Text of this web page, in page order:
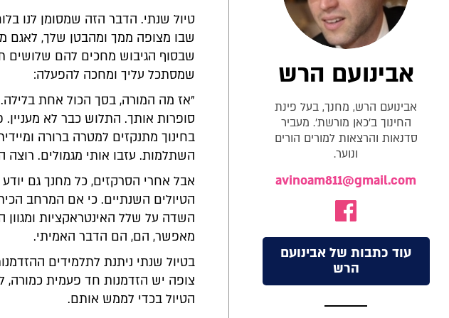
טיול שנתי. הדבר הזה שמסומן לנו
שבו מצופה ממך ומהבטן שלך, לאגם
שבסוף הגיבוש מחכים להם שלושים
שמסתכל עליך ומחכה להפעלה:
"אז מה המורה, בסך הכול אחת
סופרות אותך. התלוש כבר לא
בחינוך מתנקזים למטרה ברורה
השתלמות. עזבו אותי מגמולים. רוצה
אבל אחרי הסרקזים, כל מחנך גם
הטיולים השנתיים. כי אם המרחב
השדה על שלל האינטראקציות
מאפשר, הם, הם הדבר האמיתי.
בטיול שנתי ניתנת לתלמידים
צופה יש הזדמנות חד פעמית כמורה,
הטיול בכדי לממש אותם.
אבינועם הרש
אבינועם הרש, מחנך, בעל פינת
החינוך ב'כאן מורשת'. מעביר
סדנאות והרצאות למורים הורים
ונוער.
avinoam811@gmail.com
עוד כתבות של אבינועם
הרש